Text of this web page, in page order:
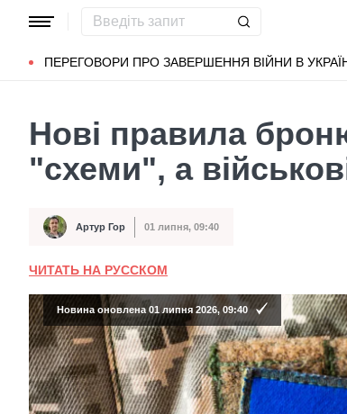
ПЕРЕГОВОРИ ПРО ЗАВЕРШЕННЯ ВІЙНИ В
Популярні запити Маріуполь Донбас
Нові правила
"схеми", а
Автор Артур Гор
Дата публікації 01 липня, 09:40
ЧИТАТЬ НА РУССКОМ
Новина оновлена 01 липня 2026, 09:40